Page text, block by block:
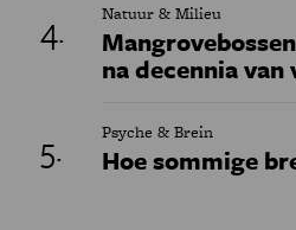
Natuur & Milieu
na decennia van
Psyche & Brein
Hoe sommige